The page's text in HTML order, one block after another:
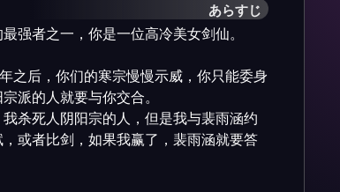
あらすじ
强者之一，你是一位高冷美女剑仙。
之后，你们的寒宗慢慢示威，你只能委身
派的人就要与你交合。
杀死人阴阳宗的人，但是我与裴雨涵约
或者比剑，如果我赢了，裴雨涵就要答